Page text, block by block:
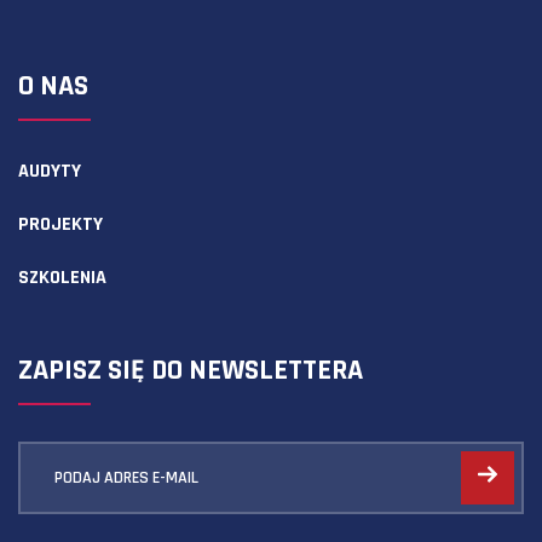
O NAS
AUDYTY
PROJEKTY
SZKOLENIA
ZAPISZ SIĘ DO NEWSLETTERA
PODAJ ADRES E-MAIL